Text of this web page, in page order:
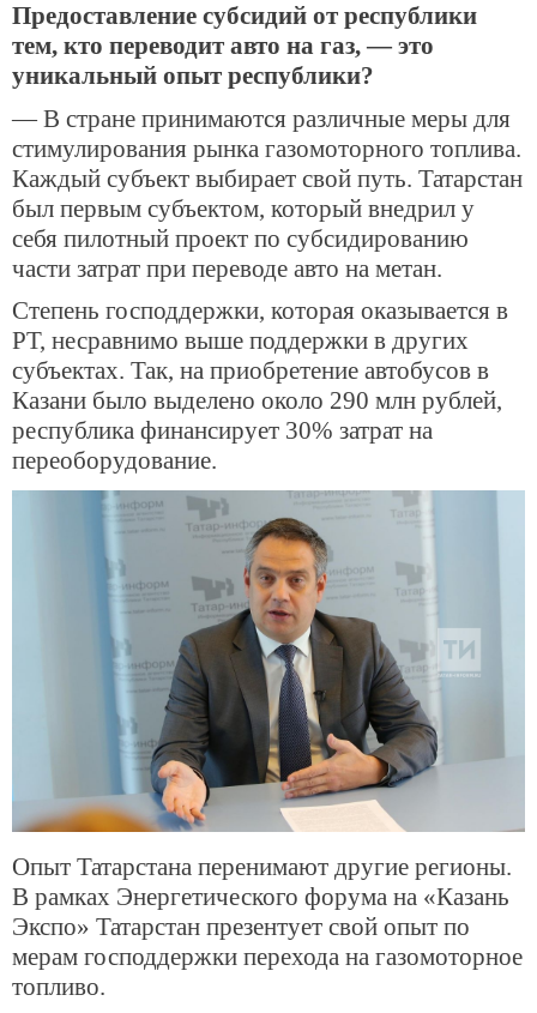
Предоставление субсидий от республики
тем, кто переводит авто на газ, — это
уникальный опыт республики?
— В стране принимаются различные меры для
стимулирования рынка газомоторного топлива.
Каждый субъект выбирает свой путь. Татарстан
был первым субъектом, который внедрил у
себя пилотный проект по субсидированию
части затрат при переводе авто на метан.
Степень господдержки, которая оказывается в
РТ, несравнимо выше поддержки в других
субъектах. Так, на приобретение автобусов в
Казани было выделено около 290 млн рублей,
республика финансирует 30% затрат на
переоборудование.
Опыт Татарстана перенимают другие регионы.
В рамках Энергетического форума на «Казань
Экспо» Татарстан презентует свой опыт по
мерам господдержки перехода на газомоторное
топливо.